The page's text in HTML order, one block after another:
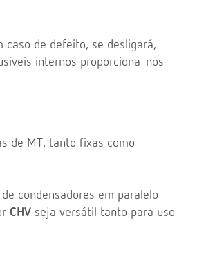
caso de defeito, se desligará,
internos proporciona-nos
de MT, tanto fixas como
condensadores em paralelo
CHV seja versátil tanto para uso